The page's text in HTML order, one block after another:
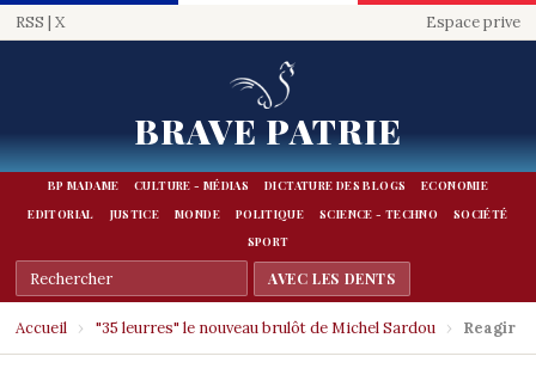
RSS | X Espace prive
BRAVE PATRIE
BP MADAME CULTURE - MÉDIAS DICTATURE DES BLOGS
ECONOMIE
EDITORIAL
JUSTICE MONDE POLITIQUE SCIENCE - TECHNO
SOCIÉTÉ
SPORT
Accueil › "35 leurres" le nouveau brulôt de Michel Sardou › Reagir